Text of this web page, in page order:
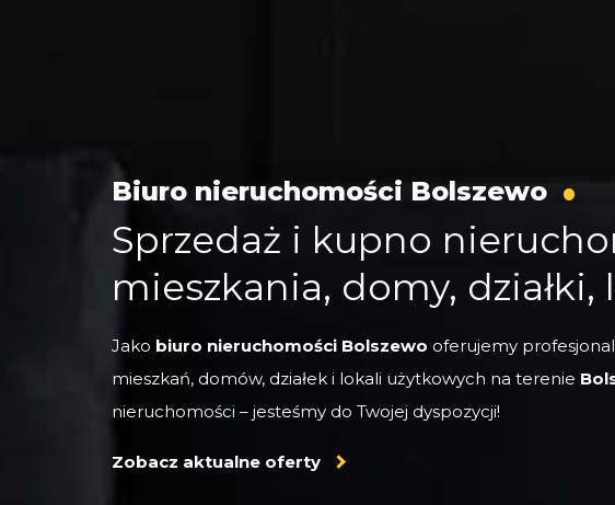
Biuro nieruchomości Bolszewo
Sprzedaż i kupno
mieszkania, domy,
Jako biuro nieruchomości Bolszewo oferujemy
mieszkań, domów, działek i lokali użytkowych na terenie
nieruchomości – jesteśmy do Twojej dyspozycji!
Zobacz aktualne oferty